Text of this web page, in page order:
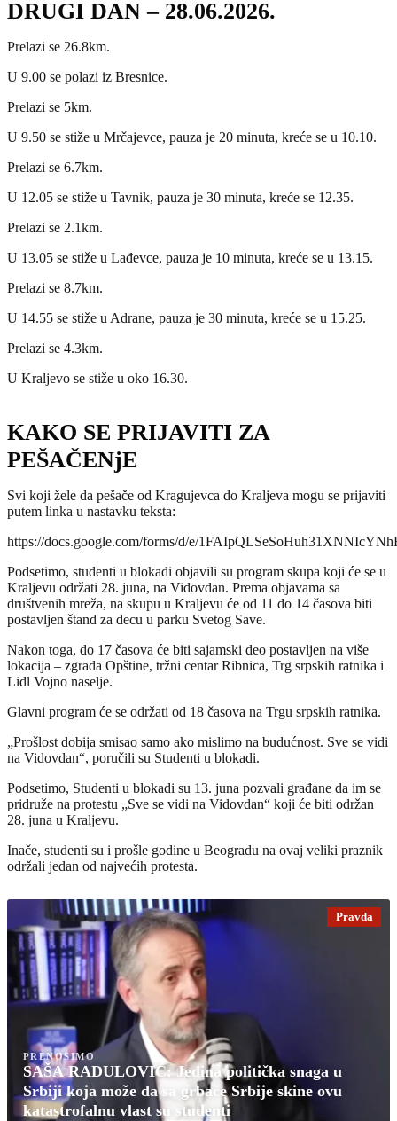
DRUGI DAN – 28.06.2026.
Prelazi se 26.8km.
U 9.00 se polazi iz Bresnice.
Prelazi se 5km.
U 9.50 se stiže u Mrčajevce, pauza je 20 minuta, kreće se u 10.10.
Prelazi se 6.7km.
U 12.05 se stiže u Tavnik, pauza je 30 minuta, kreće se 12.35.
Prelazi se 2.1km.
U 13.05 se stiže u Lađevce, pauza je 10 minuta, kreće se u 13.15.
Prelazi se 8.7km.
U 14.55 se stiže u Adrane, pauza je 30 minuta, kreće se u 15.25.
Prelazi se 4.3km.
U Kraljevo se stiže u oko 16.30.
KAKO SE PRIJAVITI ZA
PEŠAČENjE
Svi koji žele da pešače od Kragujevca do Kraljeva mogu se prijaviti
putem linka u nastavku teksta:
https://docs.google.com/forms/d/e/
Podsetimo, studenti u blokadi objavili su program skupa koji će se u
Kraljevu održati 28. juna, na Vidovdan. Prema objavama sa
društvenih mreža, na skupu u Kraljevu će od 11 do 14 časova biti
postavljen štand za decu u parku Svetog Save.
Nakon toga, do 17 časova će biti sajamski deo postavljen na više
lokacija – zgrada Opštine, tržni centar Ribnica, Trg srpskih ratnika i
Lidl Vojno naselje.
Glavni program će se održati od 18 časova na Trgu srpskih ratnika.
„Prošlost dobija smisao samo ako mislimo na budućnost. Sve se vidi
na Vidovdan“, poručili su Studenti u blokadi.
Podsetimo, Studenti u blokadi su 13. juna pozvali građane da im se
pridruže na protestu „Sve se vidi na Vidovdan“ koji će biti održan
28. juna u Kraljevu.
Inače, studenti su i prošle godine u Beogradu na ovaj veliki praznik
održali jedan od najvećih protesta.
Pravda
PRENOSIMO
SAŠA RADULOVIĆ: Jedina politička snaga u
Srbiji koja može da sa grbače Srbije skine ovu
katastrofalnu vlast su studenti